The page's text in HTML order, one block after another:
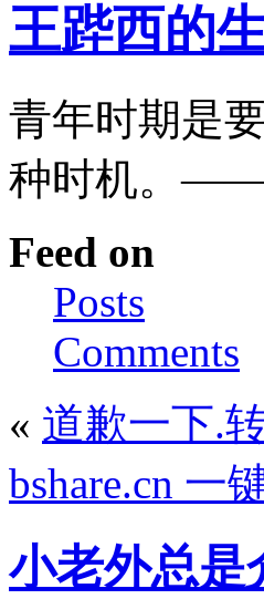
王跸西的
青年时期是
种时机。
Feed on
Posts
Comments
« 道歉一下.
bshare.cn 一
小老外总是